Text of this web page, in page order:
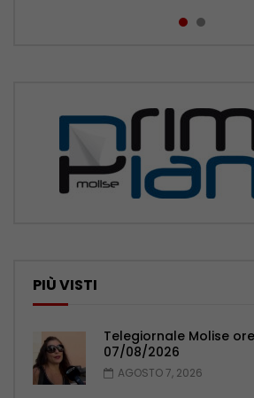
PIÙ VISTI
Telegiornale Molise ore
07/08/2026
AGOSTO 7, 2026